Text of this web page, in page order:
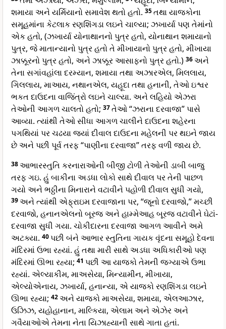
શમાયા અને યર્મિયાનો સમાવેશ થતો હતો. 35તથા યાજકોના
સમૂહમાંના કેટલાક રણશિંગડા લઇને ચાલ્યા; ઝખાર્યા પણ તેમાંનો
એક હતો, (ઝખાર્યા યોનાથાનનો પુત્ર હતો, યોનાથાન શમાયાનો
પુત્ર, જે માતાન્યાનો પુત્ર હતો તે મીખાયાનો પુત્ર હતો, મીખાયા
ઝાક્કૂરનો પુત્ર હતો, અને ઝાક્કૂર આસાફનો પુત્ર હતો.) 36અને
તેના સગાંવહાંલા દરમ્યાન, શમાયા તથા અઝારએલ, મિલલાય,
ગિલલાય, માઆય, નથાનએલ, યહૂદા તથા હનાની, તેઓ ઇશ્વર
ભકત દાઉદના વાજિંત્રો લઇને ચાલ્યા. અને લહિયો એઝરા
તેઓની આગળ ચાલતો હતો; 37તેઓ “ઝરાના દરવાજા” પાસે
આવ્યા. ત્યાંથી તેઓ સીધા આગળ ચાલીને દાઉદના શહેરના
પગથિયાં પર ચઢયા જ્યાં દીવાલ દાઉદના મહેલની પર થઇને જાય
છે અને પછી પૂર્વ તરફ “પાણીના દરવાજા” તરફ વળી જાય છે.
38આભારસ્તુતિ કરનારાઓની બીજી ટોળી તેઓની ડાબી બાજુ
તરફ ગઇ. હું બાકીના અડધા લોકો સાથે દીવાલ પર તેની પાછળ
ગયો અને ભઠ્ઠીના મિનારાને વટાવીને પહોળી દીવાલ સુધી ગયો,
39અને ત્યાંથી એફ્રાઇમ દરવાજાના પર, “જૂનો દરવાજો,” મચ્છી
દરવાજો, હનાનએલનો બૂરજ અને હામ્મેઆહ બૂરજ વટાવીને ઘેટાં-
દરવાજા સુધી ગયા. ચોકીદારના દરવાજા આગળ આવીને અમે
અટક્યા. 40પછી બંને આભાર સ્તુતિના ગાયક વૃંદના સમૂહો દેવના
મંદિરમાં ઉભા રહ્યાં. હું તથા મારી સાથે અડધા અધિકારીઓ પણ
મંદિરમાં ઊભા રહ્યા; 41 પછી આ યાજકો તેમની જગ્યાએ ઉભા
રહ્યાં. એલ્યાકીમ, માઅસેયા, મિન્યામીન, મીખાયા,
એલ્યોએનાય, ઝખાર્યા, હનાન્યા, એ યાજકો રણશિંગડા લઇને
ઊભા રહ્યા; 42અને યાજકો માઅસેયા, શમાયા, એલઆઝાર,
ઉઝિઝ, યહોહાનાન, માલ્કિયા, એલામ અને એઝેર અને
ગવૈયાઓએ તેમના નેતા યિઝાહ્યાની સાથે ગાતા હતાં.